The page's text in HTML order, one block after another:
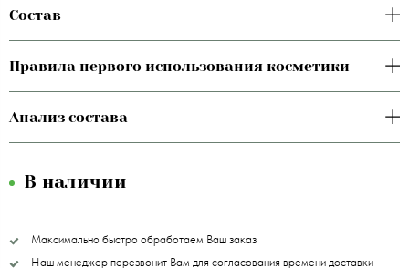
Состав
Правила первого использования косметики
Анализ состава
В наличии
Максимально быстро обработаем Ваш заказ
Наш менеджер перезвонит Вам для согласования времени доставки